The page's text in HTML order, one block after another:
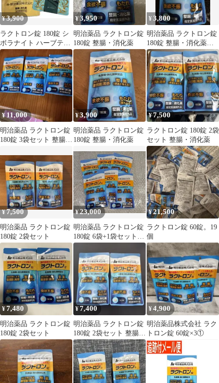
¥3,900
ラクトロン錠 180錠 シ
ボラナイト ハーブティ
ー 明治薬品
¥3,950
明治薬品 ラクトロン錠
180錠 整腸・消化薬
¥3,800
明治薬品 ラクトロン錠
180錠 整腸・消化薬
新品未開封
¥ 11,000
明治薬品 ラクトロン錠
180錠 3袋セット 整腸消
¥3,900
明治薬品 ラクトロン錠
180錠 整腸・消化薬
¥7,500
ラクトロン錠 180錠 2袋
セット 整腸・消化薬
¥7,500
明治薬品 ラクトロン錠
180錠 2袋セット
¥23,000
明治薬品 ラクトロン錠
180錠 6袋+1袋セットお
まけ付き
¥21,500
ラクトロン錠 60錠。19
個
¥7,480
明治薬品 ラクトロン錠
180錠 2袋セット
¥7,400
明治薬品 ラクトロン錠
180錠 2袋セット 整腸消
化薬
¥4,900
明治薬品株式会社 ラク
トロン錠 60錠×3①